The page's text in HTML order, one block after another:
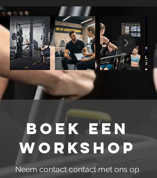
Boek een
Workshop
Neem contact contact met ons op